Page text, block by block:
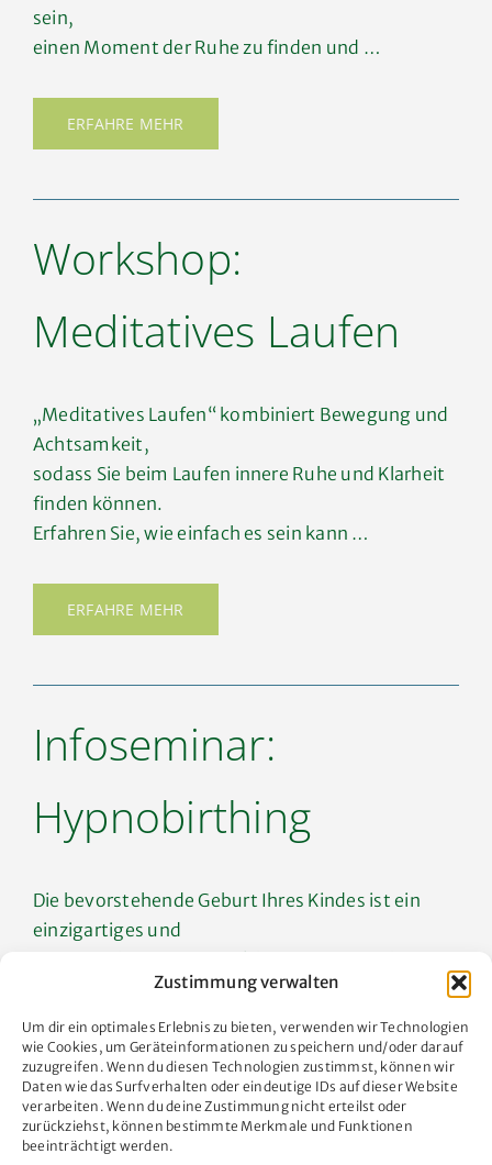
Zustimmung verwalten
Um dir ein optimales Erlebnis zu bieten, verwenden wir Technologien
wie Cookies, um Geräteinformationen zu speichern und/oder darauf
zuzugreifen. Wenn du diesen Technologien zustimmst, können wir
Daten wie das Surfverhalten oder eindeutige IDs auf dieser Website
verarbeiten. Wenn du deine Zustimmung nicht erteilst oder
zurückziehst, können bestimmte Merkmale und Funktionen
beeinträchtigt werden.
sein,
einen Moment der Ruhe zu finden und …
ERFAHRE MEHR
Workshop:
Meditatives Laufen
„Meditatives Laufen“ kombiniert Bewegung und
Achtsamkeit,
sodass Sie beim Laufen innere Ruhe und Klarheit
finden können.
Erfahren Sie, wie einfach es sein kann …
ERFAHRE MEHR
Infoseminar:
Hypnobirthing
Die bevorstehende Geburt Ihres Kindes ist ein
einzigartiges und
Entspannung ihnen dabei helfen Zuversicht und
Vertrauen
in Ihren Körper …
ERFAHRE MEHR